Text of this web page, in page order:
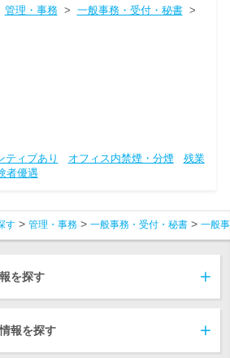
管理・事務> 一般事務・受付・秘書>
ティブあり オフィス内禁煙・分煙
残業
者優遇
す 管理・事務 一般事務・受付・秘書 一般
を探す
報を探す